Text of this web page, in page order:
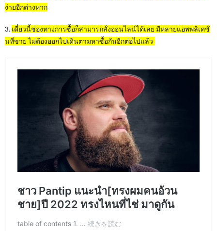
ง่ายอีกต่างหาก
3. เดี๋ยวนี้ช่องทางการซื้อก็สามารถสั่งออนไลน์ได้เลย มีหลายแอพพลิเคชั่
นที่ขาย ไม่ต้องออกไปเดินตามหาซื้อกันอีกต่อไปแล้ว